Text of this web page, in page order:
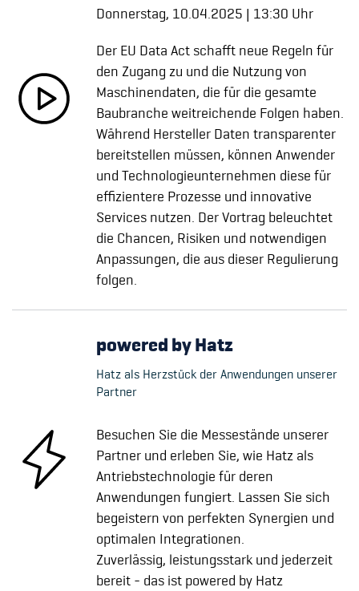
Donnerstag, 10.04.2025 | 13:30 Uhr
Der EU Data Act schafft neue Regeln für
den Zugang zu und die Nutzung von
Maschinendaten, die für die gesamte
Baubranche weitreichende Folgen haben.
Während Hersteller Daten transparenter
bereitstellen müssen, können Anwender
und Technologieunternehmen diese für
effizientere Prozesse und innovative
Services nutzen. Der Vortrag beleuchtet
die Chancen, Risiken und notwendigen
Anpassungen, die aus dieser Regulierung
folgen.
powered by Hatz
Hatz als Herzstück der Anwendungen unserer
Partner
Besuchen Sie die Messestände unserer
Partner und erleben Sie, wie Hatz als
Antriebstechnologie für deren
Anwendungen fungiert. Lassen Sie sich
begeistern von perfekten Synergien und
optimalen Integrationen.
Zuverlässig, leistungsstark und jederzeit
bereit - das ist powered by Hatz